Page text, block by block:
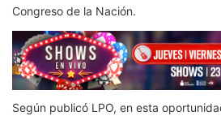
Congreso de la Nación.
Según publicó LPO, en esta